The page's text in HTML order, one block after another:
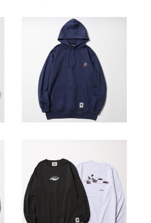
devadurga / KUROUSAGI P
ULLOVER PARKER
devadurga / STAMP L/S TE
E
¥5,940